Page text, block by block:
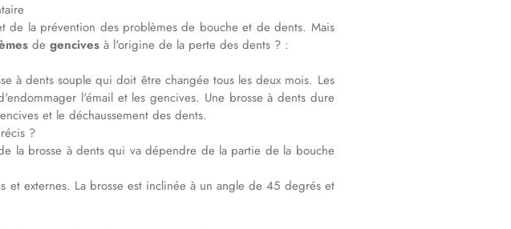
de la prévention des problèmes de bouche et de dents. Mais
degencives à l'origine de la perte des dents ? :
à dents souple qui doit être changée tous les deux mois. Les
l'émail et les gencives. Une brosse à dents dure
et le déchaussement des dents.
?
la brosse à dents qui va dépendre de la partie de la bouche
et externes. La brosse est inclinée à un angle de 45 degrés et